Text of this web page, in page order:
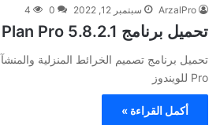
ArzalPro سبتمبر 12, 2022 0
4
تحميل برنامج Home Plan Pro 5.8.2.1
Pro للويندوز
أكمل القراءة »